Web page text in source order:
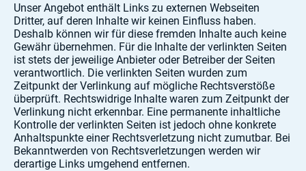
Unser Angebot enthält Links zu externen Webseiten
Dritter, auf deren Inhalte wir keinen Einfluss haben.
Deshalb können wir für diese fremden Inhalte auch keine
Gewähr übernehmen. Für die Inhalte der verlinkten Seiten
ist stets der jeweilige Anbieter oder Betreiber der Seiten
verantwortlich. Die verlinkten Seiten wurden zum
Zeitpunkt der Verlinkung auf mögliche Rechtsverstöße
überprüft. Rechtswidrige Inhalte waren zum Zeitpunkt der
Verlinkung nicht erkennbar. Eine permanente inhaltliche
Kontrolle der verlinkten Seiten ist jedoch ohne konkrete
Anhaltspunkte einer Rechtsverletzung nicht zumutbar. Bei
Bekanntwerden von Rechtsverletzungen werden wir
derartige Links umgehend entfernen.